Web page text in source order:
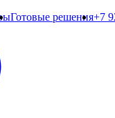
Готовые решения+7